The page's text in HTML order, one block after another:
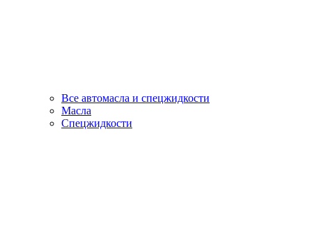
Все автомасла и спецжидкости
Масла
Спецжидкости